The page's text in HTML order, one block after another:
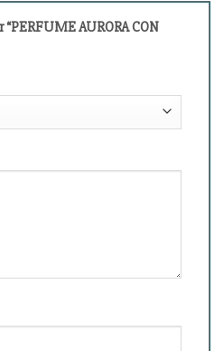
AURORA CON